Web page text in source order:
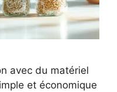
avec du matériel
et économique